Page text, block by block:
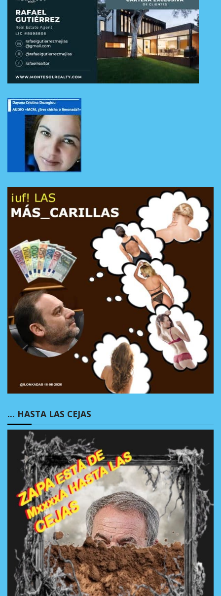
… HASTA LAS CEJAS